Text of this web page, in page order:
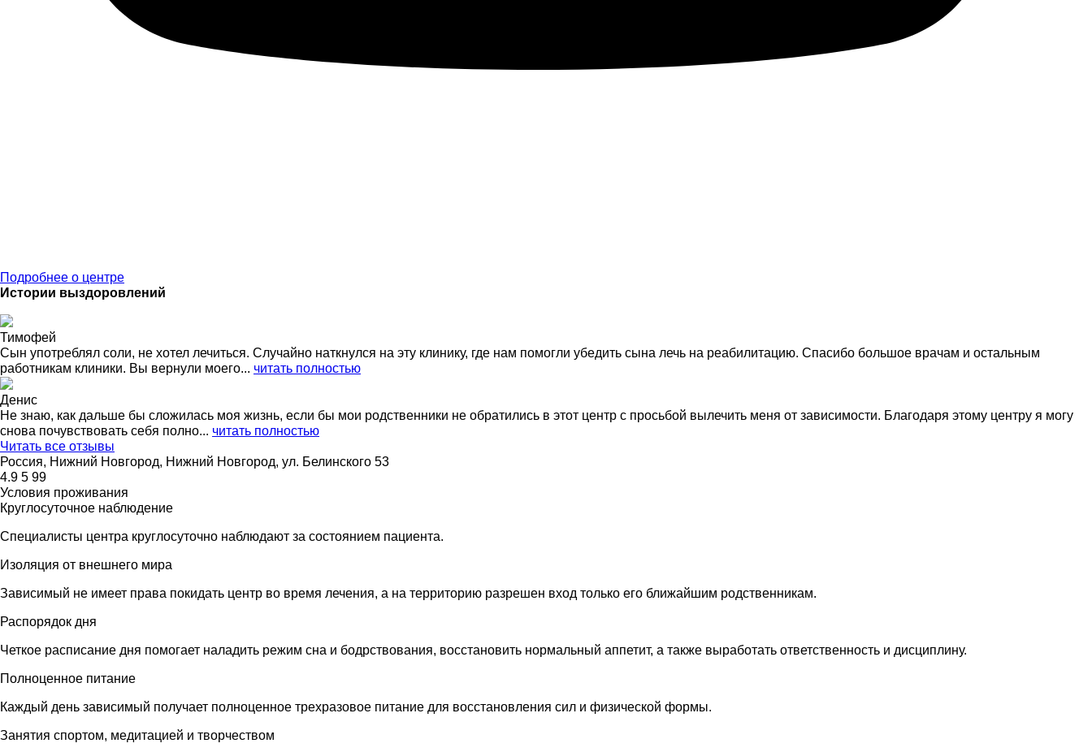
Подробнее о центре
Истории выздоровлений
Тимофей
Сын употреблял соли, не хотел лечиться. Случайно наткнулся на эту клинику, где нам помогли убедить сына лечь на реабилитацию. Спасибо большое врачам и остальным
работникам клиники. Вы вернули моего... читать полностью
Денис
Не знаю, как дальше бы сложилась моя жизнь, если бы мои родственники не обратились в этот центр с просьбой вылечить меня от зависимости. Благодаря этому центру я могу
снова почувствовать себя полно... читать полностью
Читать все отзывы
Россия, Нижний Новгород, Нижний Новгород, ул. Белинского 53
4.9 5 99
Условия проживания
Круглосуточное наблюдение
Специалисты центра круглосуточно наблюдают за состоянием пациента.
Изоляция от внешнего мира
Зависимый не имеет права покидать центр во время лечения, а на территорию разрешен вход только его ближайшим родственникам.
Распорядок дня
Четкое расписание дня помогает наладить режим сна и бодрствования, восстановить нормальный аппетит, а также выработать ответственность и дисциплину.
Полноценное питание
Каждый день зависимый получает полноценное трехразовое питание для восстановления сил и физической формы.
Занятия спортом, медитацией и творчеством